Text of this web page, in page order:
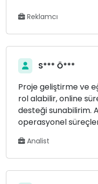
Reklamcı
S*** Ö***
Proje geliştirme ve
rol alabilir, online
desteği sunabilirim.
operasyonel
Analist